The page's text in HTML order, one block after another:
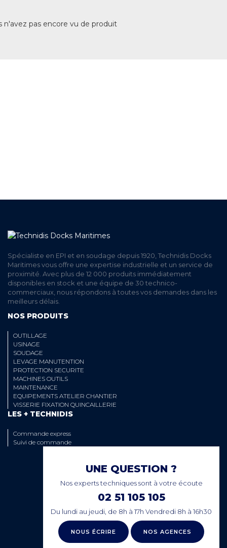
n'avez pas encore vu de produit
Spécialiste en EPI et en soudage depuis 1920, Technidis Docks
Maritimes vous offre une expertise industrielle et un service de
proximité. Avec plus de 12 000 produits immédiatement
disponibles en stock et une équipe de 30 technico-
commerciaux, nous répondons à toutes vos demandes dans les
meilleurs délais.
NOS PRODUITS
OUTILLAGE
USINAGE
SOUDAGE
LEVAGE MANUTENTION
PROTECTION SECURITE
MACHINES OUTILS
MAINTENANCE
EQUIPEMENTS ATELIER CHANTIER
VISSERIE FIXATION QUINCAILLERIE
LES + TECHNIDIS
Commande express
Suivi de commande
UNE QUESTION ?
Nos experts techniques sont à votre écoute
02 51 105 105
Du lundi au jeudi, de 8h à 17h Vendredi 8h à 16h30
NOUS ÉCRIRE NOS AGENCES